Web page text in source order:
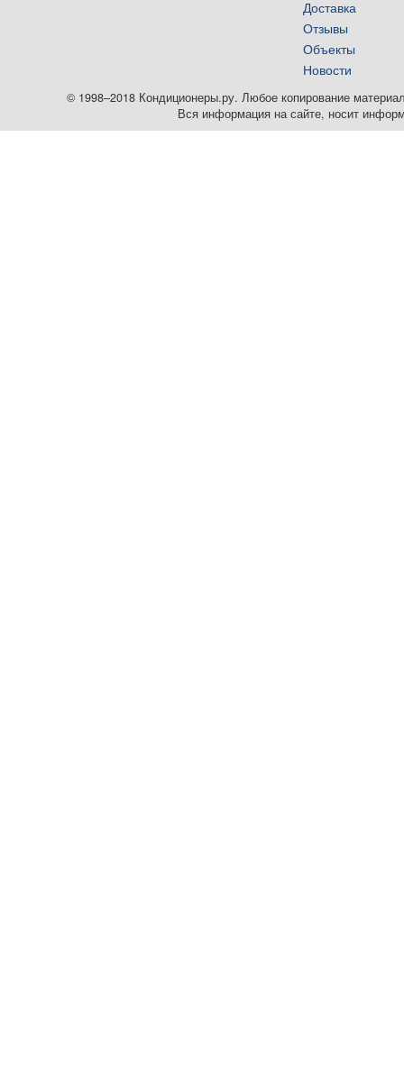
Доставка
Отзывы
Объекты
Новости
© 1998–2018 Кондиционеры.ру. Любое копирование
Вся информация на сайте, носит